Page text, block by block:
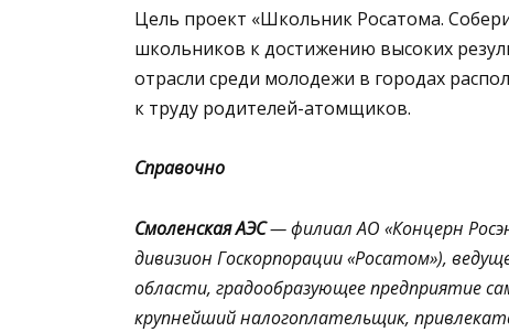
Цель проект «Школьник Росатома.
школьников к достижению высоких
отрасли среди молодежи в городах
к труду родителей-атомщиков.
Справочно
Смоленская АЭС— филиал АО «Концерн
дивизион Госкорпорации «Росатом»),
области, градообразующее предприятие
крупнейший налогоплательщик,